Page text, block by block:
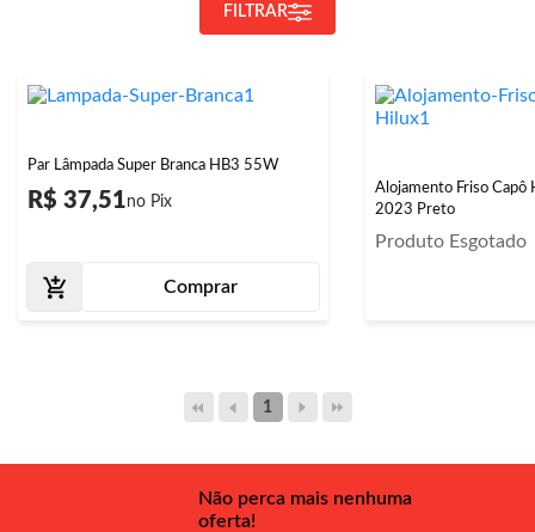
FILTRAR
Par Lâmpada Super Branca HB3 55W
R$ 37,51
Comprar
Alojamento Friso
2023 Preto
Produto Esgotado
1
Não perca mais nenhuma
oferta!